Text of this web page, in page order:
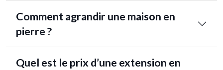
Comment agrandir une maison en
pierre ?
Quel est le prix d’une extension en